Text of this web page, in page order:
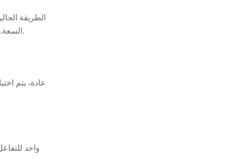
السعة. بناءً على سعة المضخة، حدد ما إذا كانت مضخة القياس بحاجة إلى الإصلاح أو الاستبدال. بشكل عام، يتم فحص قدرة المضخة كل ثلاثة أشهر.
عادة، يتم